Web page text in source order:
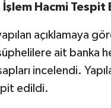
Hacmi Tespit
açıklamaya
ait banka
incelendi.
edildi.